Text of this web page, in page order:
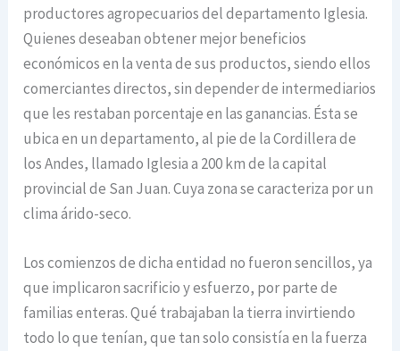
productores agropecuarios del departamento Iglesia.
Quienes deseaban obtener mejor beneficios
económicos en la venta de sus productos, siendo ellos
comerciantes directos, sin depender de intermediarios
que les restaban porcentaje en las ganancias. Ésta se
ubica en un departamento, al pie de la Cordillera de
los Andes, llamado Iglesia a 200 km de la capital
provincial de San Juan. Cuya zona se caracteriza por un
clima árido-seco.
Los comienzos de dicha entidad no fueron sencillos, ya
que implicaron sacrificio y esfuerzo, por parte de
familias enteras. Qué trabajaban la tierra invirtiendo
todo lo que tenían, que tan solo consistía en la fuerza